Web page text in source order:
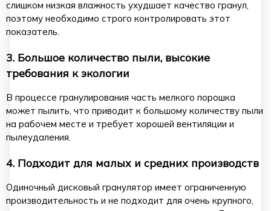
слишком низкая влажность ухудшает качество гранул,
поэтому необходимо строго контролировать этот
показатель.
3. Большое количество пыли, высокие
требования к экологии
В процессе гранулирования часть мелкого порошка
может пылить, что приводит к большому количеству пыли
на рабочем месте и требует хорошей вентиляции и
пылеудаления.
4. Подходит для малых и средних производств
Одиночный дисковый гранулятор имеет ограниченную
производительность и не подходит для очень крупного,